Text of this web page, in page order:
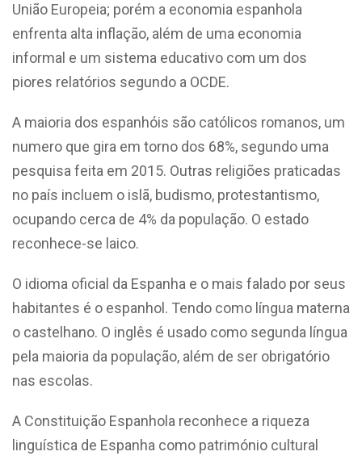
União Europeia; porém a economia espanhola
enfrenta alta inflação, além de uma economia
informal e um sistema educativo com um dos
piores relatórios segundo a OCDE.
A maioria dos espanhóis são católicos romanos, um
numero que gira em torno dos 68%, segundo uma
pesquisa feita em 2015. Outras religiões praticadas
no país incluem o islã, budismo, protestantismo,
ocupando cerca de 4% da população. O estado
reconhece-se laico.
O idioma oficial da Espanha e o mais falado por seus
habitantes é o espanhol. Tendo como língua materna
o castelhano. O inglês é usado como segunda língua
pela maioria da população, além de ser obrigatório
nas escolas.
A Constituição Espanhola reconhece a riqueza
linguística de Espanha como património cultural